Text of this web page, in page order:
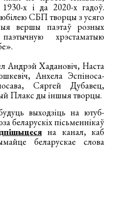
х і да 2020-х гадоў.
СБП творцы з усяго
вершы паэтаў розных
хрэстаматыю
Андрэй Хадановіч, Наста
Анхела Эспіноса-
Сяргей Дубавец,
Плакс ды іншыя творцы.
выходзіць на ютуб-
беларускіх пісьменнікаў
на канал, каб
беларускае слова